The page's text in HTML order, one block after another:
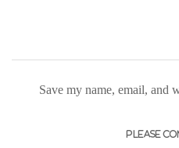
Save my name, email, and